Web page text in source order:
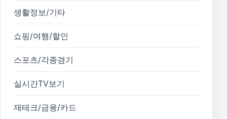
생활정보/기타
쇼핑/여행/할인
스포츠/각종경기
실시간TV보기
재테크/금융/카드